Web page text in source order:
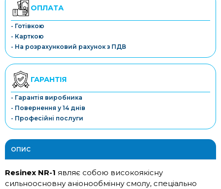
ОПЛАТА
- Готівкою
- Карткою
- На розрахунковий рахунок з ПДВ
ГАРАНТІЯ
- Гарантія виробника
- Повернення у 14 днів
- Професійні послуги
ОПИС
Resinex NR-1 являє собою високоякісну
сильноосновну аніонообмінну смолу, спеціально